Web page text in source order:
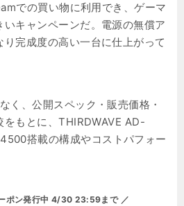
での買い物に利用でき、ゲーマ
キャンペーンだ。電源の無償ア
完成度の高い一台に仕上がって
く、公開スペック・販売価格・
をもとに、THIRDWAVE AD-
搭載の構成やコストパフォー
ポン発行中 4/30 23:59まで ／